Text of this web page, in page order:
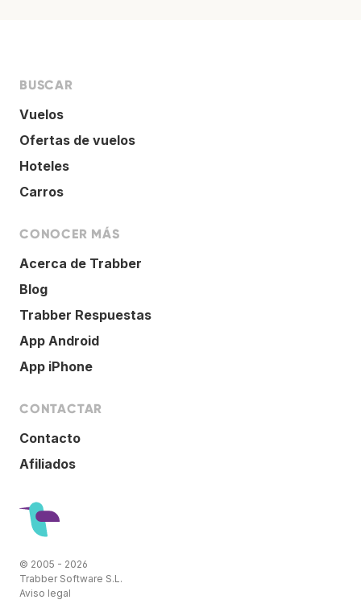
BUSCAR
Vuelos
Ofertas de vuelos
Hoteles
Carros
CONOCER MÁS
Acerca de Trabber
Blog
Trabber Respuestas
App Android
App iPhone
CONTACTAR
Contacto
Afiliados
© 2005 - 2026
Trabber Software S.L.
Aviso legal